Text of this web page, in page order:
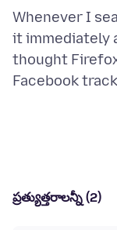
Whenever I
it immediately
thought
ప్రత్యుత్తరాలన్నీ (2)